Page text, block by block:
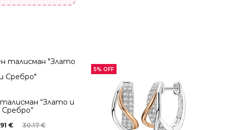
“Злато и
Сребро”
30.17€
€
5% OFF